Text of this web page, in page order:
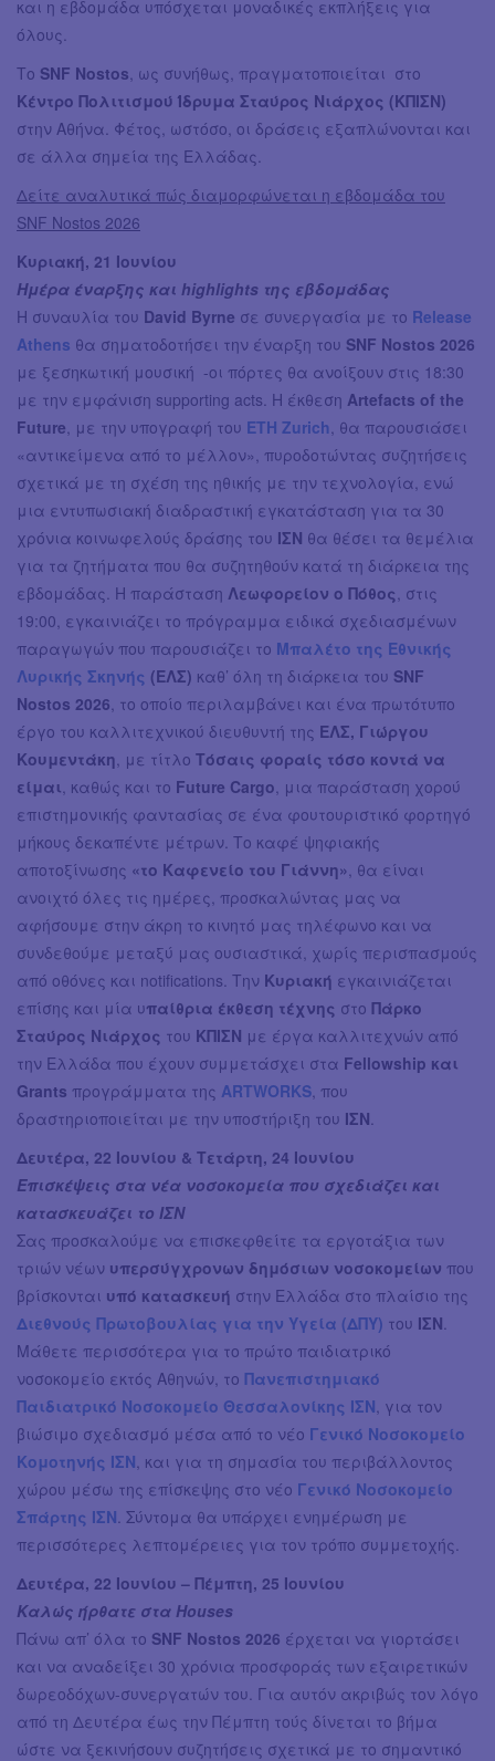
και η εβδομάδα υπόσχεται μοναδικές εκπλήξεις για
όλους.
Το SNF Nostos , ως συνήθως, πραγματοποιείται στο
Κέντρο Πολιτισμού Ίδρυμα Σταύρος Νιάρχος (ΚΠΙΣΝ)
στην Αθήνα. Φέτος, ωστόσο, οι δράσεις εξαπλώνονται και
σε άλλα σημεία της Ελλάδας.
Δείτε αναλυτικά πώς διαμορφώνεται η εβδομάδα του
SNF Nostos 2026
Κυριακή, 21 Ιουνίου
Ημέρα έναρξης και highlights της εβδομάδας
Η συναυλία του David Byrne σε συνεργασία με το Release
Athens θα σηματοδοτήσει την έναρξη του SNF Nostos 2026
με ξεσηκωτική μουσική -οι πόρτες θα ανοίξουν στις 18:30
με την εμφάνιση supporting acts. Η έκθεση Artefacts of the
Future , με την υπογραφή του ETH Zurich , θα παρουσιάσει
«αντικείμενα από το μέλλον», πυροδοτώντας συζητήσεις
σχετικά με τη σχέση της ηθικής με την τεχνολογία, ενώ
μια εντυπωσιακή διαδραστική εγκατάσταση για τα 30
χρόνια κοινωφελούς δράσης του ΙΣΝ θα θέσει τα θεμέλια
για τα ζητήματα που θα συζητηθούν κατά τη διάρκεια της
εβδομάδας. Η παράσταση Λεωφορείον ο Πόθος , στις
19:00, εγκαινιάζει το πρόγραμμα ειδικά σχεδιασμένων
παραγωγών που παρουσιάζει το Μπαλέτο της Εθνικής
Λυρικής Σκηνής (ΕΛΣ) καθ’ όλη τη διάρκεια του SNF
Nostos 2026 , το οποίο περιλαμβάνει και ένα πρωτότυπο
έργο του καλλιτεχνικού διευθυντή της ΕΛΣ, Γιώργου
Κουμεντάκη , με τίτλο Τόσαις φοραίς τόσο κοντά να
είμαι , καθώς και το Future Cargo , μια παράσταση χορού
επιστημονικής φαντασίας σε ένα φουτουριστικό φορτηγό
μήκους δεκαπέντε μέτρων. Το καφέ ψηφιακής
αποτοξίνωσης «το Καφενείο του Γιάννη» , θα είναι
ανοιχτό όλες τις ημέρες, προσκαλώντας μας να
αφήσουμε στην άκρη το κινητό μας τηλέφωνο και να
συνδεθούμε μεταξύ μας ουσιαστικά, χωρίς περισπασμούς
από οθόνες και notifications. Την Κυριακή εγκαινιάζεται
επίσης και μία υπαίθρια έκθεση τέχνης στο Πάρκο
Σταύρος Νιάρχος του ΚΠΙΣΝ με έργα καλλιτεχνών από
την Ελλάδα που έχουν συμμετάσχει στα Fellowship και
Grants προγράμματα της ARTWORKS , που
δραστηριοποιείται με την υποστήριξη του ΙΣΝ
Δευτέρα, 22 Ιουνίου & Τετάρτη, 24 Ιουνίου
Επισκέψεις στα νέα νοσοκομεία που σχεδιάζει και
κατασκευάζει το ΙΣΝ
Σας προσκαλούμε να επισκεφθείτε τα εργοτάξια των
τριών νέων υπερσύγχρονων δημόσιων νοσοκομείων που
βρίσκονται υπό κατασκευή στην Ελλάδα στο πλαίσιο της
Διεθνούς Πρωτοβουλίας για την Υγεία (ΔΠΥ) του ΙΣΝ
Μάθετε περισσότερα για το πρώτο παιδιατρικό
νοσοκομείο εκτός Αθηνών, το Πανεπιστημιακό
Παιδιατρικό Νοσοκομείο Θεσσαλονίκης ΙΣΝ , για τον
βιώσιμο σχεδιασμό μέσα από το νέο Γενικό Νοσοκομείο
Κομοτηνής ΙΣΝ , και για τη σημασία του περιβάλλοντος
χώρου μέσω της επίσκεψης στο νέο Γενικό Νοσοκομείο
Σπάρτης ΙΣΝ . Σύντομα θα υπάρχει ενημέρωση με
περισσότερες λεπτομέρειες για τον τρόπο συμμετοχής.
Δευτέρα, 22 Ιουνίου – Πέμπτη, 25 Ιουνίου
Καλώς ήρθατε στα Houses
Πάνω απ’ όλα το SNF Nostos 2026 έρχεται να γιορτάσει
και να αναδείξει 30 χρόνια προσφοράς των εξαιρετικών
δωρεοδόχων-συνεργατών του. Για αυτόν ακριβώς τον λόγο
από τη Δευτέρα έως την Πέμπτη τούς δίνεται το βήμα
ώστε να ξεκινήσουν συζητήσεις σχετικά με το σημαντικό